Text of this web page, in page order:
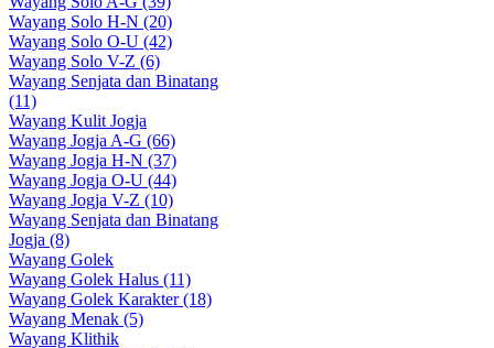
Wayang Solo H-N (20)
Wayang Solo O-U (42)
Wayang Solo V-Z (6)
Wayang Senjata dan Binatang
(11)
Wayang Kulit Jogja
Wayang Jogja A-G (66)
Wayang Jogja H-N (37)
Wayang Jogja O-U (44)
Wayang Jogja V-Z (10)
Wayang Senjata dan Binatang
Jogja (8)
Wayang Golek
Wayang Golek Halus (11)
Wayang Golek Karakter (18)
Wayang Menak (5)
Wayang Klithik